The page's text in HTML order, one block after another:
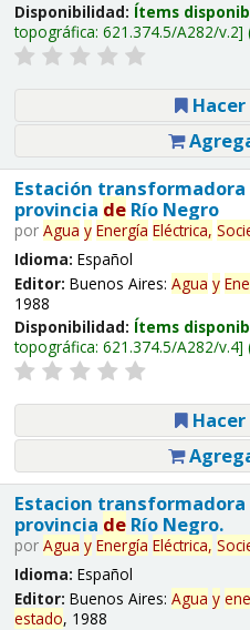
Disponibilidad: Ítems
topográfica: 621.374.5/A282/v.2
Hacer
Estación transformadora
provincia deRío Negro
por Agua y Energía Eléctrica,
Idioma: Español
Editor: Buenos Aires: Agua y
1988
Disponibilidad: Ítems
topográfica: 621.374.5/A282/v.4
Hacer
Estacion transformadora
provincia deRío Negro.
por Agua y Energía Eléctrica,
Idioma: Español
Editor: Buenos Aires: Agua y
estado, 1988